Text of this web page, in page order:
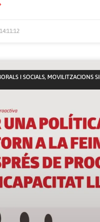
I SOCIALS, MOVILITZACIONS